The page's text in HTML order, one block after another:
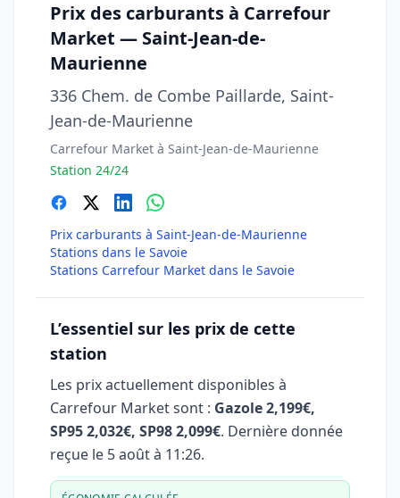
Prix des carburants à Carrefour
Market — Saint-Jean-de-
Maurienne
336 Chem. de Combe Paillarde, Saint-
Jean-de-Maurienne
Carrefour Market à Saint-Jean-de-Maurienne
Station 24/24
Prix carburants à Saint-Jean-de-Maurienne
Stations dans le Savoie
Stations Carrefour Market dans le Savoie
L’essentiel sur les prix de cette
station
Les prix actuellement disponibles à
Carrefour Market sont : Gazole 2,199€,
SP95 2,032€, SP98 2,099€. Dernière donnée
reçue le 5 août à 11:26.